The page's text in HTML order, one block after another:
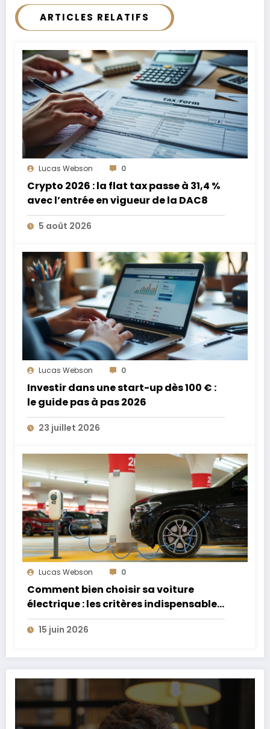
ARTICLES RELATIFS
Lucas Webson 0
Crypto 2026 : la flat tax passe à 31,4 %
avec l’entrée en vigueur de la DAC8
5 août 2026
Lucas Webson 0
Investir dans une start-up dès 100 € :
le guide pas à pas 2026
23 juillet 2026
Lucas Webson 0
Comment bien choisir sa voiture
électrique : les critères indispensables
à connaître
15 juin 2026